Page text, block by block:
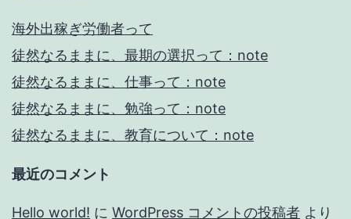
海外出稼ぎ労働者って
徒然なるままに、最期の選択って：note
徒然なるままに、仕事って：note
徒然なるままに、勉強って：note
徒然なるままに、教育について：note
最近のコメント
Hello world! に WordPress コメントの投稿者 より